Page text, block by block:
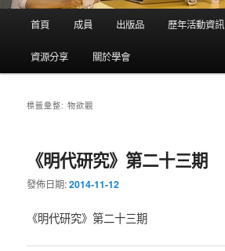
首頁 成員 出版品 歷年活動資訊
資源分享 關於學會
標籤彙整:物欲觀
《明代研究》第二十三期
發佈日期:2014-11-12
《明代研究》第二十三期